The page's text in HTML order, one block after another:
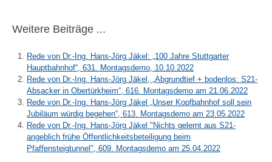
Weitere Beiträge ...
Rede von Dr.-Ing. Hans-Jörg Jäkel: „100 Jahre Stuttgarter
Hauptbahnhof“, 631. Montagsdemo, 10.10.2022
Rede von Dr.-Ing. Hans-Jörg Jäkel, „Abgrundtief + bodenlos: S21-
Absacker in Obertürkheim“, 616. Montagsdemo am 21.06.2022
Rede von Dr.-Ing. Hans-Jörg Jäkel „Unser Kopfbahnhof soll sein
Jubiläum würdig begehen“, 613. Montagsdemo am 23.05.2022
Rede von Dr.-Ing. Hans-Jörg Jäkel "Nichts gelernt aus S21-
angeblich frühe Öffentlichkeitsbeteiligung beim
Pfaffensteigtunnel", 609. Montagsdemo am 25.04.2022